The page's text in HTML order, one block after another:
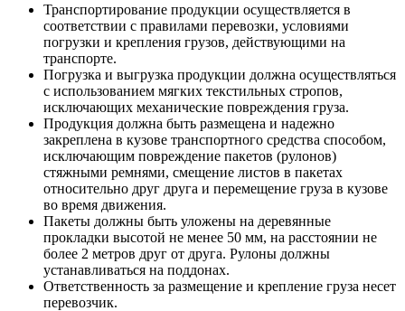
Транспортирование продукции осуществляется в
соответствии с правилами перевозки, условиями
погрузки и крепления грузов, действующими на
транспорте.
Погрузка и выгрузка продукции должна осуществляться
с использованием мягких текстильных стропов,
исключающих механические повреждения груза.
Продукция должна быть размещена и надежно
закреплена в кузове транспортного средства способом,
исключающим повреждение пакетов (рулонов)
стяжными ремнями, смещение листов в пакетах
относительно друг друга и перемещение груза в кузове
во время движения.
Пакеты должны быть уложены на деревянные
прокладки высотой не менее 50 мм, на расстоянии не
более 2 метров друг от друга. Рулоны должны
устанавливаться на поддонах.
Ответственность за размещение и крепление груза несет
перевозчик.